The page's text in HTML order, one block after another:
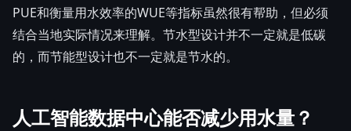
PUE和衡量用水效率的WUE等指标虽然很有帮助，但必须
结合当地实际情况来理解。节水型设计并不一定就是低碳
的，而节能型设计也不一定就是节水的。
人工智能数据中心能否减少用水量？